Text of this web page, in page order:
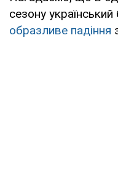
сезону український
образливе падіння